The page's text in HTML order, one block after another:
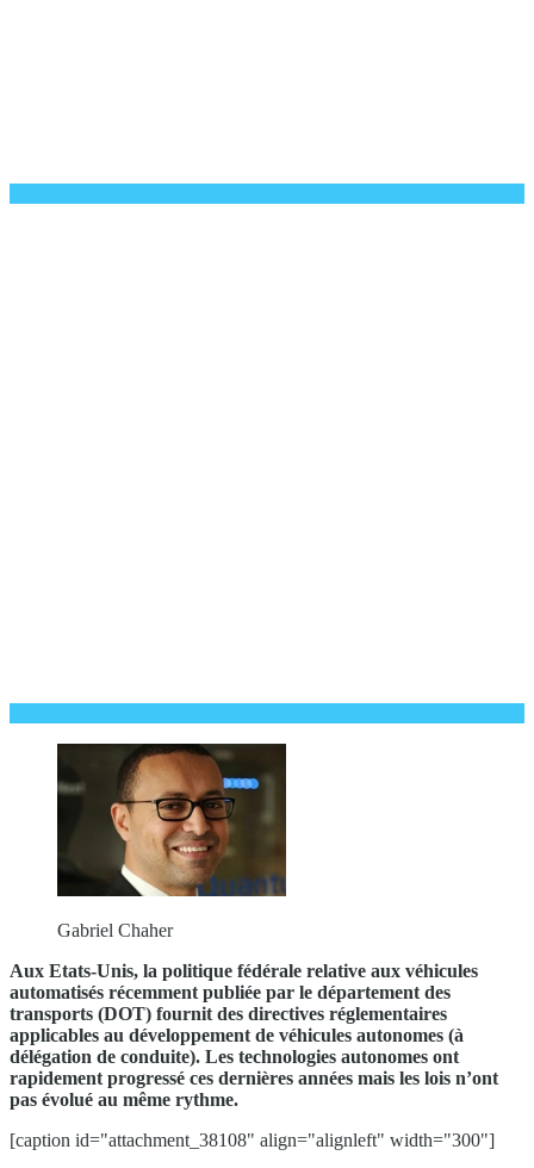
Gabriel Chaher
Aux Etats-Unis, la politique fédérale relative aux véhicules
automatisés récemment publiée par le département des
transports (DOT) fournit des directives réglementaires
applicables au développement de véhicules autonomes (à
délégation de conduite). Les technologies autonomes ont
rapidement progressé ces dernières années mais les lois n’ont
pas évolué au même rythme.
[caption id="attachment_38108" align="alignleft" width="300"]